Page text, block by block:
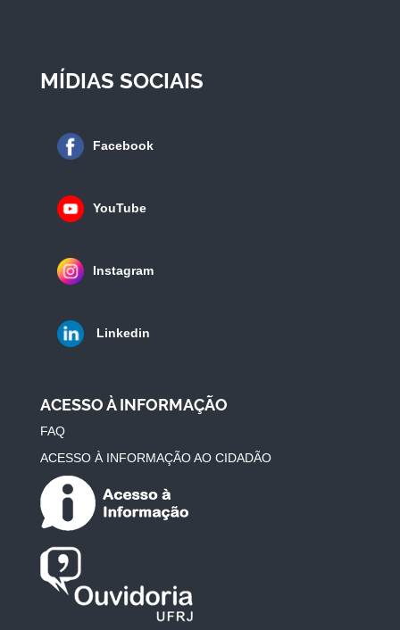
MÍDIAS SOCIAIS
Facebook
YouTube
Instagram
Linkedin
ACESSO À INFORMAÇÃO
FAQ
ACESSO À INFORMAÇÃO AO CIDADÃO